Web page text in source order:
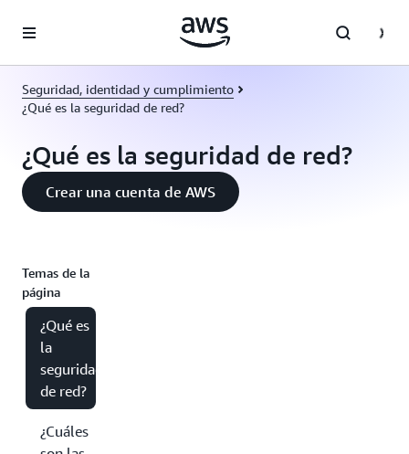
Seguridad, identidad y cumplimiento
¿Qué es la seguridad de red?
¿Qué es la seguridad de red?
Crear una cuenta de AWS
Temas de la
página
¿Qué es
la
seguridad
de red?
¿Cuáles